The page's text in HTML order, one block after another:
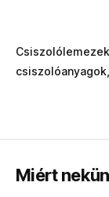
Miért